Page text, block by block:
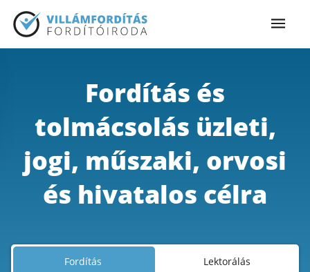
Fordítás és
tolmácsolás üzleti,
jogi, műszaki, orvosi
és hivatalos célra
Fordítás Lektorálás